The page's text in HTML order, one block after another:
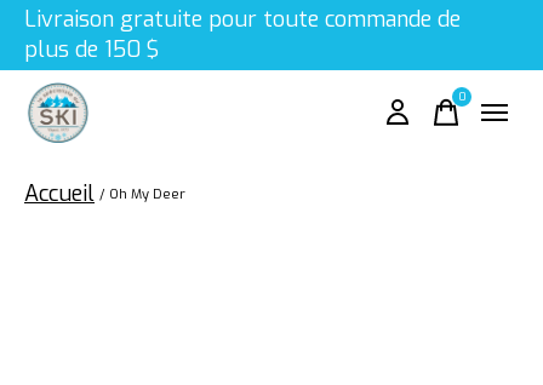
Livraison gratuite pour toute commande de
plus de 150 $
0items
Accueil / Oh My Deer